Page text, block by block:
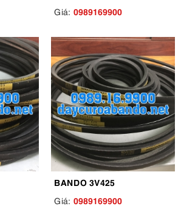
Giá: 0989169900
BANDO 3V425
Giá: 0989169900